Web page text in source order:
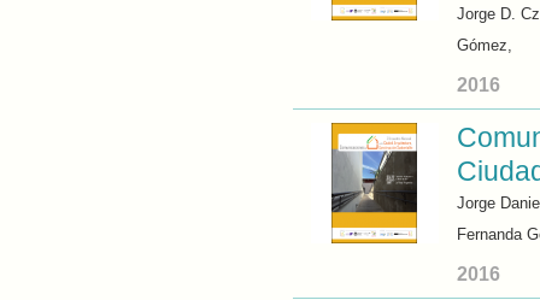
Jorge D.
Gómez,
2016
Jorge
Fernanda
2016